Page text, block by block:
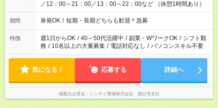
／12：00～21：00／13：00～22：00など （休憩1時間あり）
期間 単発OK！短期・長期どちらも歓迎＊急募
特徴 週1日からOK / 40～50代活躍中 / 副業・WワークOK / シフト勤
務 / 10名以上の大量募集 / 電話対応なし / パソコンスキル不要
気になる！ 応募する 詳細へ
掲載元企業名 シンテイ警備株式会社 国分寺支社